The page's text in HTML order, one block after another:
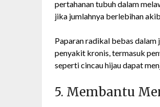
pertahanan tubuh dalam
jika jumlahnya berlebihan
Paparan radikal bebas
penyakit kronis, termasuk
seperti cincau hijau dapat
5. Membantu